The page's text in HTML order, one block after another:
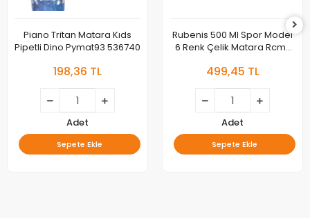
Piano Tritan Matara Kıds
Pipetli Dino Pymat93 536740
198,36 TL
Adet
Sepete Ekle
Rubenis 500 Ml Spor Model
6 Renk Çelik Matara Rcm-
499,45 TL
Adet
Sepete Ekle